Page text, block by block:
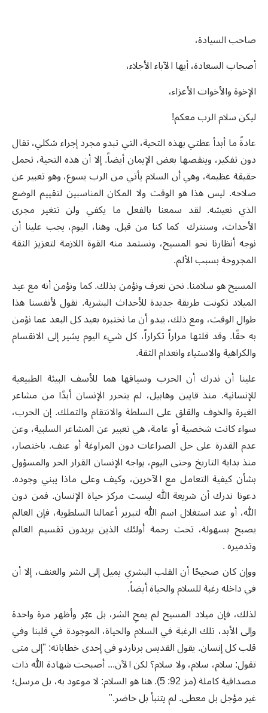
صاحب السيادة،
أصحاب السعادة، أيها الآباء الأجلاء،
الإخوة والأخوات الأعزاء،
ليكن سلام الرب معكم!
عادةً ما أبدأ عظتي بهذه التحية، التي تبدو مجرد إجراء شكلي، تقال
دون تفكير، وينقصها بعض الإيمان أيضاً. إلا أن هذه التحية، تحمل
حقيقة عظيمة، وهي أن السلام يأتي من الرب يسوع، وهو تعبير عن
صلاحه. ليس هذا هو الوقت ولا المكان المناسبين لتقييم الوضع
الذي نعيشه. لقد سمعنا بالفعل ما يكفي ولن تتغير مجرى
الأحداث، وسنترك كما كنا من قبل. وهنا، اليوم، يجب علينا أن
نوجه أنظارنا نحو المسيح، ونستمد منه القوة اللازمة لتعزيز الثقة
المجروحة بسبب الألم.
المسيح هو سلامنا. نحن نعرف ونؤمن بذلك. كما ونؤمن أنه مع عيد
الميلاد تكونت طريقة جديدة للأحداث البشرية. نقول لأنفسنا هذا
طوال الوقت، ومع ذلك، يبدو أن ما نختبره بعيد كل البعد عما نؤمن
به حقًا. وقد قلتها مراراً تكراراً، كل شيء اليوم يشير إلى الانقسام
والكراهية والاستياء وانعدام الثقة.
علينا أن ندرك أن الحرب وسياقها هما للأسف البيئة الطبيعية
للإنسانية. منذ قايين وهابيل، لم يتحرر الإنسان أبدًا من مشاعر
الغيرة والخوف والقلق على السلطة والانتقام والتملك. إن الحرب،
سواء كانت شخصية أو عامة، هي تعبير عن المشاعر السلبية، وعن
عدم القدرة على حل الصراعات دون المراوغة أو عنف. باختصار،
منذ بداية التاريخ وحتى اليوم، يواجه الإنسان القرار الحر والمسؤول
بشأن كيفية التعامل مع الآخرين، وكيف وعلى ماذا يبني وجوده.
دعونا ندرك أن شريعة الله ليست مركز حياة الإنسان. فمن دون
الله، أو عند استغلال اسم الله لتبرير أعمالنا السلطوية، فإن العالم
يصبح بسهولة، تحت رحمة أولئك الذين يريدون تقسيم العالم
وتدميره .
ووإن كان صحيحًا أن القلب البشري يميل إلى الشر والعنف، إلا أن
في داخله رغبة للسلام والحياة أيضاً.
لذلك، فإن ميلاد المسيح لم يمحِ الشر، بل عبّر وأظهر مرة واحدة
وإلى الأبد، تلك الرغبة في السلام والحياة، الموجودة في قلبنا وفي
قلب كل إنسان. يقول القديس برناردو في إحدى خطاباته: "إلى متى
تقول: سلام، سلام، ولا سلام؟ لكن الآن... أصبحت شهادة الله ذات
مصداقية كاملة (مز 92: 5). هنا هو السلام: لا موعود به، بل مرسل؛
غير مؤجل بل معطى. لم يتنبأ بل حاضر."